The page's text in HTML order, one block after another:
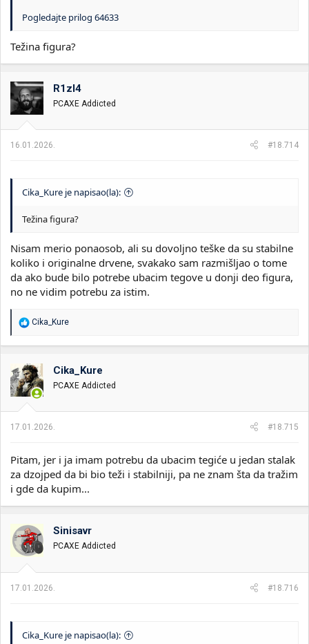
Pogledajte prilog 64633
Težina figura?
R1zl4
PCAXE Addicted
16.01.2026. #18.714
Cika_Kure je napisao(la):
Težina figura?
Nisam merio ponaosob, ali su dovoljno teške da su stabilne
koliko i originalne drvene, svakako sam razmišljao o tome
da ako bude bilo potrebe ubacim tegove u donji deo figura,
no ne vidim potrebu za istim.
R
o
v
a
n
:
Cika_Kure
Cika_Kure
PCAXE Addicted
17.01.2026. #18.715
Pitam, jer i ja imam potrebu da ubacim tegiće u jedan stalak
za dzojped da bi bio teži i stabilniji, pa ne znam šta da tražim
i gde da kupim...
Sinisavr
PCAXE Addicted
17.01.2026. #18.716
Cika_Kure je napisao(la):